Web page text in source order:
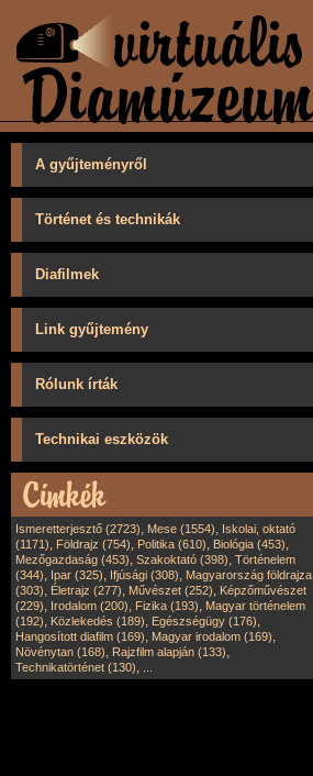
A gyűjteményről
Történet és technikák
Diafilmek
Link gyűjtemény
Rólunk írták
Technikai eszközök
Ismeretterjesztő (2723), Mese (1554), Iskolai, oktató
(1171), Földrajz (754), Politika (610), Biológia (453),
Mezőgazdaság (453), Szakoktató (398), Történelem
(344), Ipar (325), Ifjúsági (308), Magyarország földrajza
(303), Életrajz (277), Művészet (252), Képzőművészet
(229), Irodalom (200), Fizika (193), Magyar történelem
(192), Közlekedés (189), Egészségügy (176),
Hangosított diafilm (169), Magyar irodalom (169),
Növénytan (168), Rajzfilm alapján (133),
Technikatörténet (130),